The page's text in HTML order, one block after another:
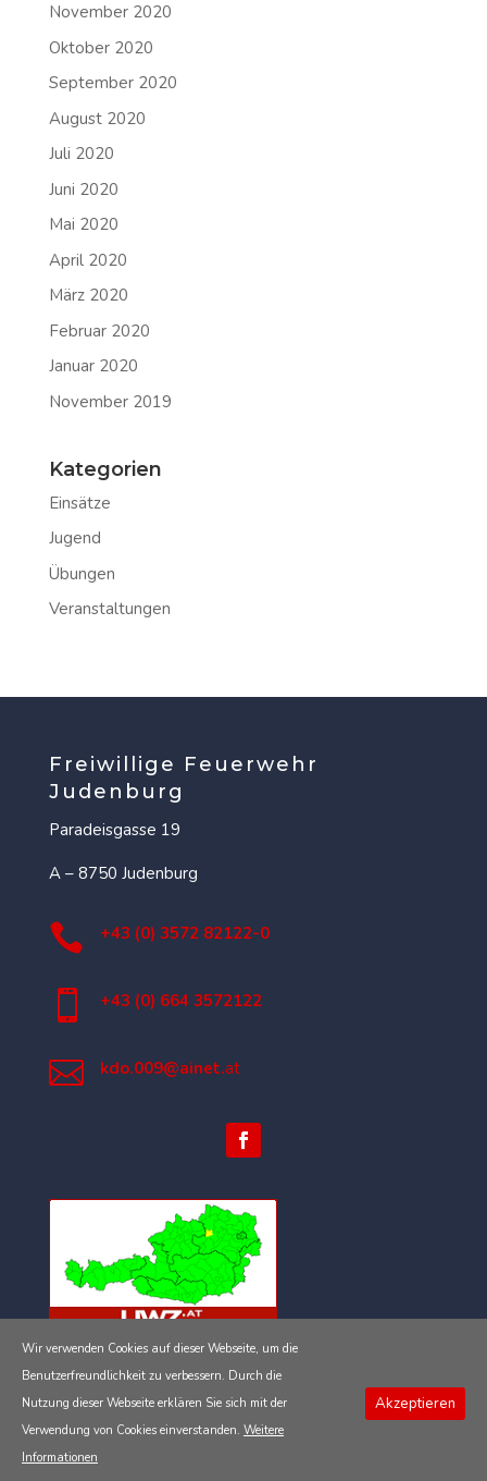
November 2020
Oktober 2020
September 2020
August 2020
Juli 2020
Juni 2020
Mai 2020
April 2020
März 2020
Februar 2020
Januar 2020
November 2019
Kategorien
Einsätze
Jugend
Übungen
Veranstaltungen
Freiwillige Feuerwehr
Judenburg
Paradeisgasse 19
A – 8750 Judenburg
 +43 (0) 3572 82122-0
 +43 (0) 664 3572122
 kdo.009@ainet.at
Impressum
Datenschutzerklärung
Wir verwenden Cookies auf dieser Webseite, um die
Benutzerfreundlichkeit zu verbessern. Durch die
Nutzung dieser Webseite erklären Sie sich mit der
Verwendung von Cookies einverstanden. Weitere
Informationen
Akzeptieren